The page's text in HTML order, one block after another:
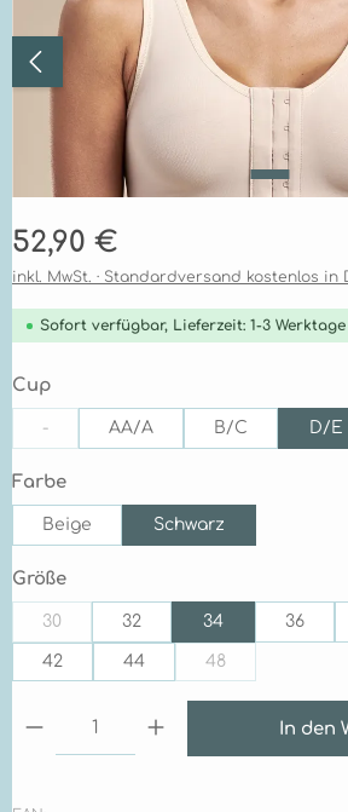
Regulärer Preis:
52,90 €
inkl. MwSt. · Standardversand kostenlos in
Sofort verfügbar, Lieferzeit: 1-3 Werktage
Cupauswählen
- AA/A B/C D/E
Farbeauswählen
Beige Schwarz
Größeauswählen
30 32 34 36
42 44 48
Produkt Anzahl: Gib den
In den